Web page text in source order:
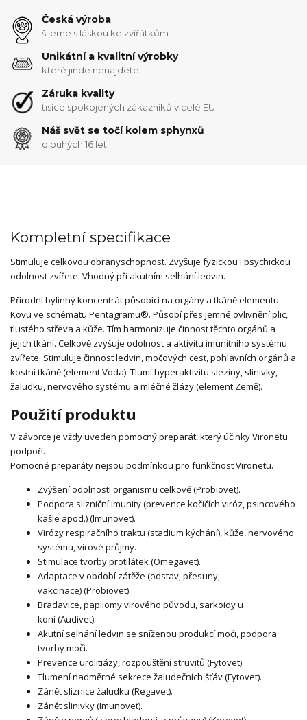
Česká výroba
šijeme s láskou ke zvířátkům
Unikátní a kvalitní výrobky
které jinde nenajdete
Záruka kvality
tisíce spokojených zákazníků v celé EU
Náš svět se točí kolem sphynxů
dlouhých 16 let
Kompletní specifikace
Stimuluje celkovou obranyschopnost. Zvyšuje fyzickou i psychickou
odolnost zvířete. Vhodný při akutním selhání ledvin.
Přírodní bylinný koncentrát působící na orgány a tkáně elementu
Kovu ve schématu Pentagramu®. Působí přes jemné ovlivnění plic,
tlustého střeva a kůže. Tím harmonizuje činnost těchto orgánů a
jejich tkání. Celkově zvyšuje odolnost a aktivitu imunitního systému
zvířete. Stimuluje činnost ledvin, močových cest, pohlavních orgánů a
kostní tkáně (element Voda). Tlumí hyperaktivitu sleziny, slinivky,
žaludku, nervového systému a mléčné žlázy (element Země).
Použití produktu
V závorce je vždy uveden pomocný preparát, který účinky Vironetu
podpoří.
Pomocné preparáty nejsou podmínkou pro funkčnost Vironetu.
Zvýšení odolnosti organismu celkově (Probiovet).
Podpora slizniční imunity (prevence kočičích viróz, psincového
kašle apod.) (Imunovet).
Virózy respiračního traktu (stadium kýchání), kůže, nervového
systému, virové průjmy.
Stimulace tvorby protilátek (Omegavet).
Adaptace v období zátěže (odstav, přesuny,
vakcinace) (Probiovet).
Bradavice, papilomy virového původu, sarkoidy u
koní (Audivet).
Akutní selhání ledvin se sníženou produkcí moči, podpora
tvorby moči.
Prevence urolitiázy, rozpouštění struvitů (Fytovet).
Tlumení nadměrné sekrece žaludečních šťáv (Fytovet).
Zánět sliznice žaludku (Regavet).
Zánět slinivky (Imunovet).